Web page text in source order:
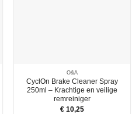
O&A
CyclOn Brake Cleaner Spray
250ml – Krachtige en veilige
remreiniger
€ 10,25